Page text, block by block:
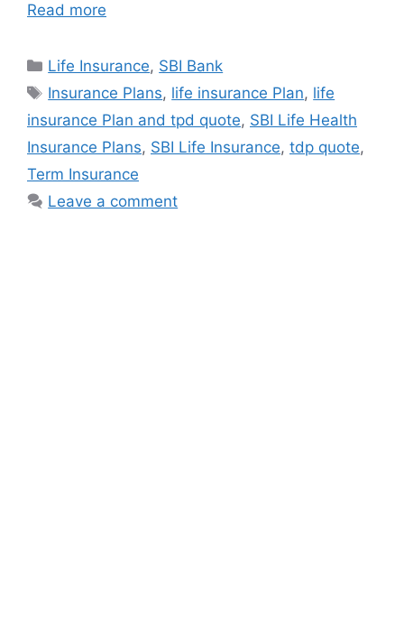
Read more
Categories
Life Insurance, SBI Bank
Tags
Insurance Plans, life insurance Plan, life
insurance Plan and tpd quote, SBI Life Health
Insurance Plans, SBI Life Insurance, tdp quote,
Term Insurance
Leave a comment